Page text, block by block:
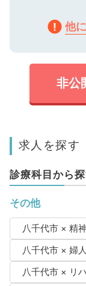
他
非公
求人を探す
診療科目から
その他
八千代市 × 精
八千代市 × 婦
八千代市 × リ